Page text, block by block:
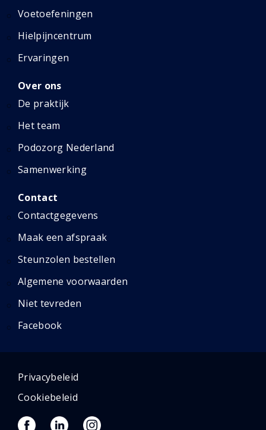
Voetoefeningen
Hielpijncentrum
Ervaringen
Over ons
De praktijk
Het team
Podozorg Nederland
Samenwerking
Contact
Contactgegevens
Maak een afspraak
Steunzolen bestellen
Algemene voorwaarden
Niet tevreden
Facebook
Privacybeleid
Cookiebeleid